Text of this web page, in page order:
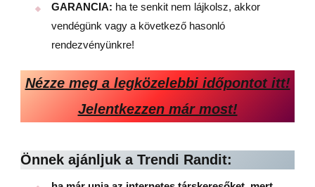
GARANCIA: ha te senkit nem lájkolsz, akkor
vendégünk vagy a következő hasonló
rendezvényünkre!
Nézze meg a legközelebbi időpontot itt!
Jelentkezzen már most!
Önnek ajánljuk a Trendi Randit: